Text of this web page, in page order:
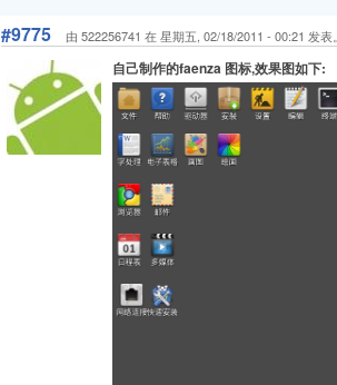
#9775 由 522256741 在 星期五, 02/18/2011 - 00:21 发表。
自己制作的faenza 图标,效果图如下: